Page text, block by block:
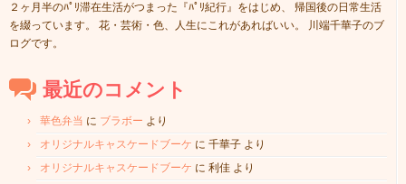
２ヶ月半のﾊﾟﾘ滞在生活がつまった『ﾊﾟﾘ紀行』をはじめ、 帰国後の日常生活
を綴っています。 花・芸術・色、人生にこれがあればいい。 川端千華子のブ
ログです。
最近のコメント
華色弁当 に ブラボー より
オリジナルキャスケードブーケ に 千華子 より
オリジナルキャスケードブーケ に 利佳 より